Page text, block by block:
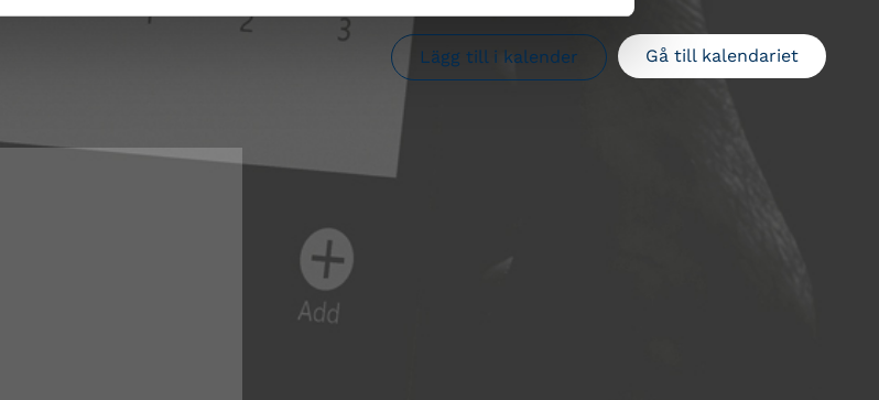
Gå till kalendariet
Lägg till i kalender